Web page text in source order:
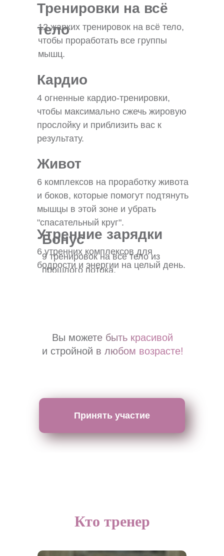
Тренировки на всё
тело
12 жарких тренировок на всё тело,
чтобы проработать все группы
мышц.
Кардио
4 огненные кардио-тренировки,
чтобы максимально сжечь жировую
прослойку и приблизить вас к
результату.
Живот
6 комплексов на проработку живота
и боков, которые помогут подтянуть
мышцы в этой зоне и убрать
"спасательный круг".
Утренние зарядки
6 утренних комплексов для
бодрости и энергии на целый день.
Бонус
9 тренировок на всё тело из
прошлого потока.
Вы можете быть красивой
и стройной в любом возрасте!
Принять участие
Кто тренер